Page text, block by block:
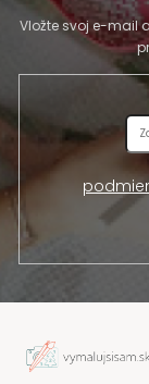
Vložte svoj e-mail